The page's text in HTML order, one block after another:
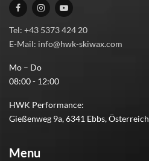
Tel: +43 5373 424 20
E-Mail: info@hwk-skiwax.com
Mo – Do
08:00 - 12:00
HWK Performance:
Gießenweg 9a, 6341 Ebbs, Österreich
Menu